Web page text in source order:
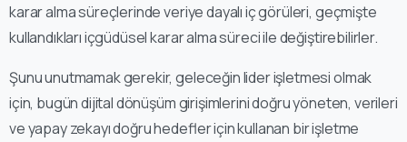
karar alma süreçlerinde veriye dayalı iç görüleri, geçmişte
kullandıkları içgüdüsel karar alma süreci ile değiştirebilirler.
Şunu unutmamak gerekir, geleceğin lider işletmesi olmak
için, bugün dijital dönüşüm girişimlerini doğru yöneten, verileri
ve yapay zekayı doğru hedefler için kullanan bir işletme